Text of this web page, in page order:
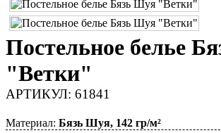
Постельное белье
"Ветки"
АРТИКУЛ: 61841
Материал: Бязь Шуя, 142 гр/м²